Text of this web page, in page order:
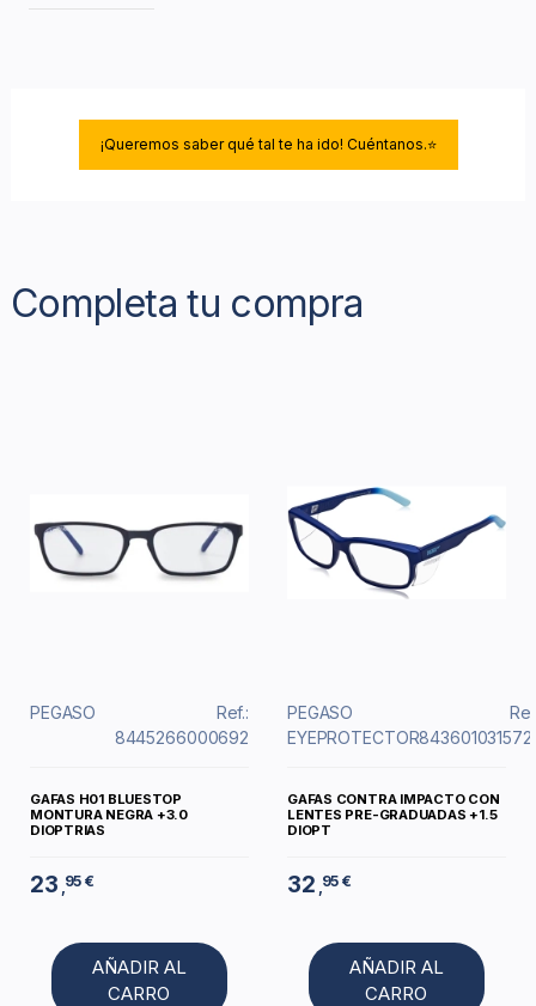
¡Queremos saber qué tal te ha ido! Cuéntanos.⭐
Completa tu compra
PEGASO
Ref.:
8445266000692
GAFAS H01 BLUESTOP
MONTURA NEGRA +3.0
DIOPTRIAS
23 95 €
AÑADIR AL
CARRO
PEGASO
EYEPROTECTOR
GAFAS CONTRA IMPACTO CON
LENTES PRE-GRADUADAS +1.5
DIOPT
32 95 €
AÑADIR AL
CARRO